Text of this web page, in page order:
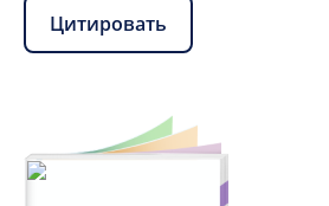
Цитировать